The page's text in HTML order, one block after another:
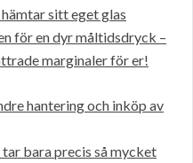
sitt eget glas
för en dyr måltidsdryck –
marginaler för er!
hantering och inköp av
bara precis så mycket